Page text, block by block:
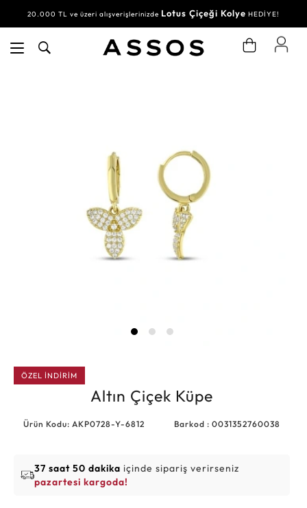
20.000 TL ve üzeri alışverişlerinizde Lotus Çiçeği Kolye HEDİYE!
ÖZEL İNDİRİM
Altın Çiçek Küpe
Ürün Kodu: AKP0728-Y-6812 Barkod : 0031352760038
37 saat 50 dakika içinde sipariş verirseniz
pazartesi kargoda!